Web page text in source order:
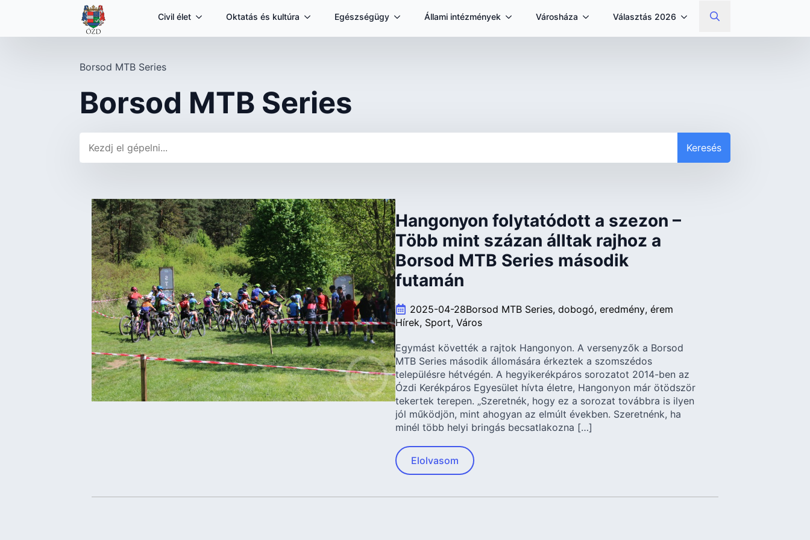
Civil élet Oktatás és kultúra Egészségügy Állami intézmények Városháza Választás 2026
Search
Borsod MTB Series
Borsod MTB Series
Keresés
Hangonyon folytatódott a szezon –
Több mint százan álltak rajhoz a
Borsod MTB Series második
futamán
2025-04-28Borsod MTB Series dobogó eredmény érem
Hírek Sport Város
Egymást követték a rajtok Hangonyon. A versenyzők a Borsod
MTB Series második állomására érkeztek a szomszédos
településre hétvégén. A hegyikerékpáros sorozatot 2014-ben az
Ózdi Kerékpáros Egyesület hívta életre, Hangonyon már ötödször
tekertek terepen. „Szeretnék, hogy ez a sorozat továbbra is ilyen
jól működjön, mint ahogyan az elmúlt években. Szeretnénk, ha
minél több helyi bringás becsatlakozna […]
Elolvasom